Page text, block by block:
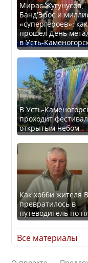
В Казахстане стало
проще получить
направления на
медицинские
обследования
Қазақстан
елдері арасында
индексінде көш
Казахстан
рейтинг
среди стран
Азии
Мирас Жугунусов,
Банд’Эрос и
«супергероев»: как
прошел День
в Усть-
В Усть-
проходит
открытым небом
Как хобби жителя
превратилось в
путеводитель по
Все материалы